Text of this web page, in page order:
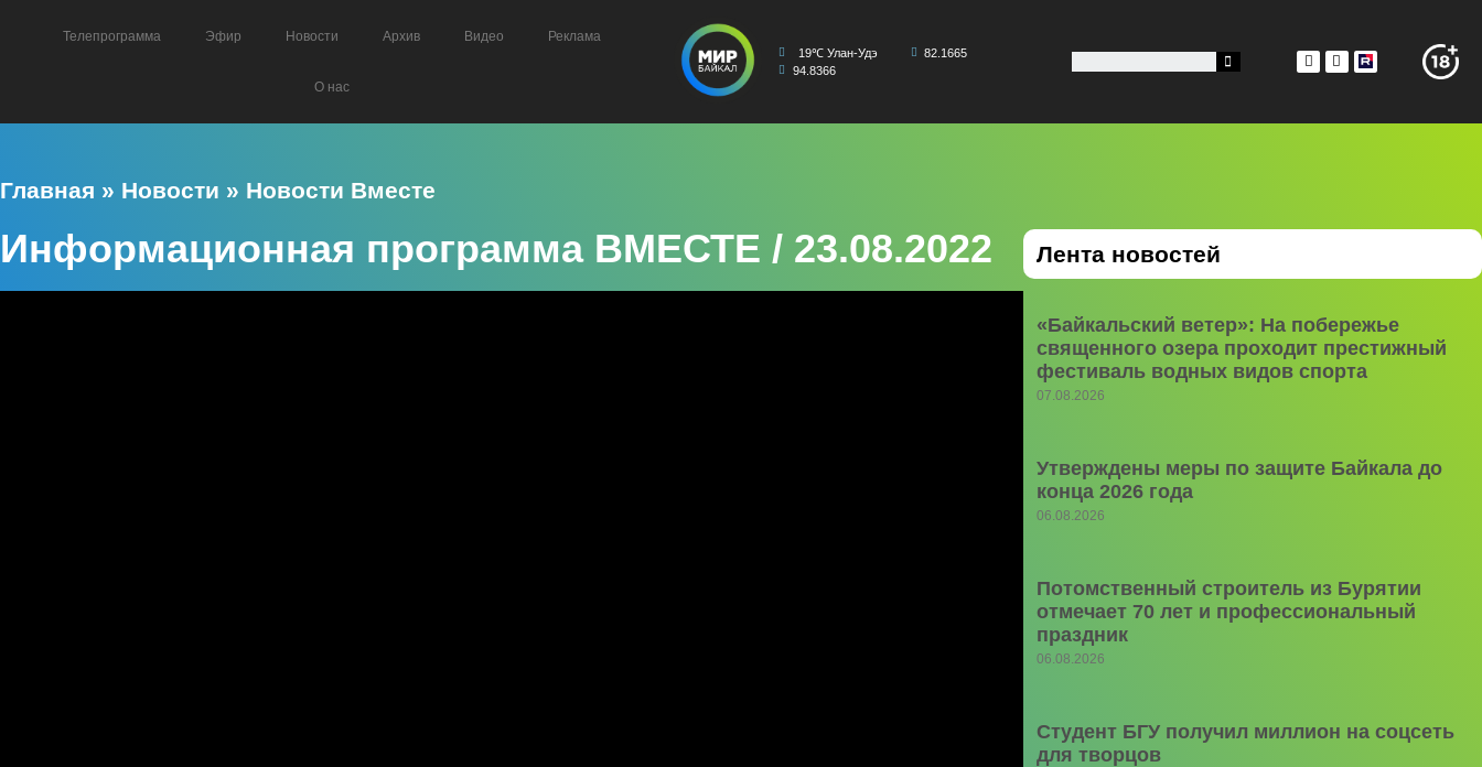
Телепрограмма Эфир Новости Архив Видео Реклама
О нас
19℃ Улан-Удэ
82.1665
94.8366
Главная » Новости » Новости Вместе
Информационная программа ВМЕСТЕ / 23.08.2022 Лента новостей
«Байкальский ветер»: На побережье
священного озера проходит престижный
фестиваль водных видов спорта
07.08.2026
Утверждены меры по защите Байкала до
конца 2026 года
06.08.2026
Потомственный строитель из Бурятии
отмечает 70 лет и профессиональный
праздник
06.08.2026
Студент БГУ получил миллион на соцсеть
для творцов